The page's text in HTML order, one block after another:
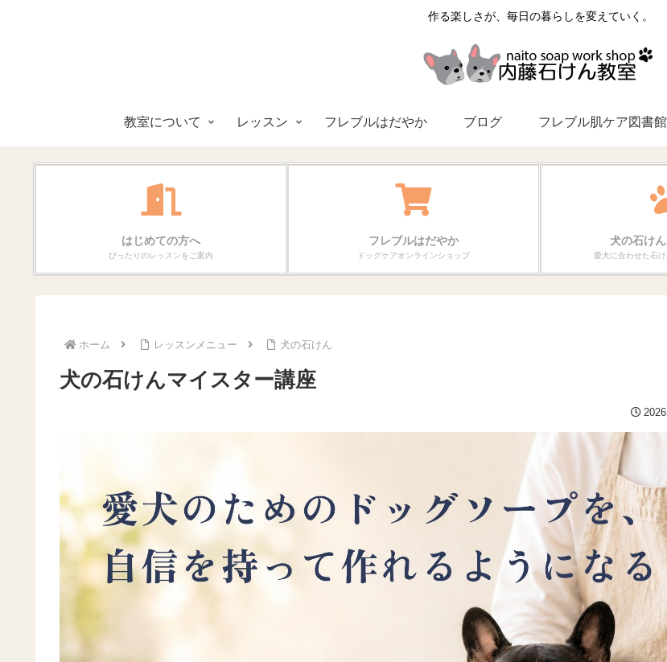
作る楽しさが、毎日の暮らしを変えていく。
教室について レッスン フレブルはだやか ブログ フレブル肌ケア図書館
はじめての方へ
ぴったりのレッスンをご案内
フレブルはだやか
ドッグケアオンラインショップ
犬の石け
愛犬に合わせた石
ホーム レッスンメニュー 犬の石けん
犬の石けんマイスター講座